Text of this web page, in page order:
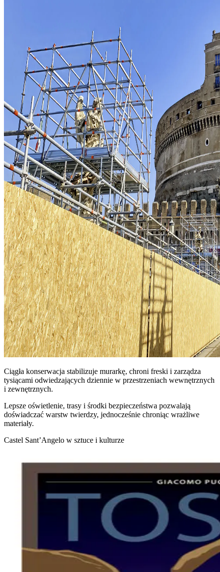
Ciągła konserwacja stabilizuje murarkę, chroni freski i zarządza
tysiącami odwiedzających dziennie w przestrzeniach wewnętrznych
i zewnętrznych.
Lepsze oświetlenie, trasy i środki bezpieczeństwa pozwalają
doświadczać warstw twierdzy, jednocześnie chroniąc wrażliwe
materiały.
Castel Sant’Angelo w sztuce i kulturze